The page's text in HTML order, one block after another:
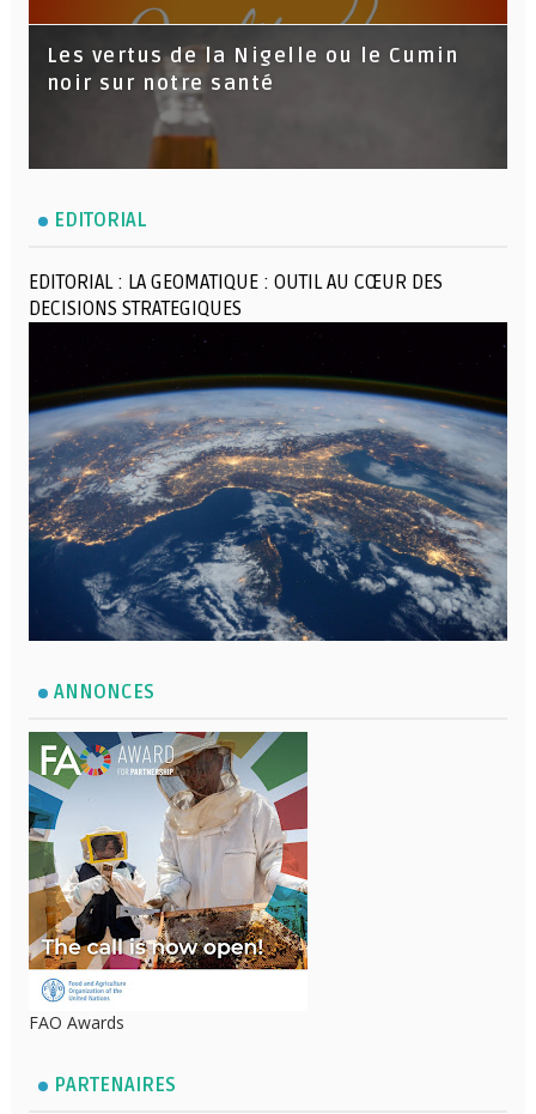
Les vertus de la Nigelle ou le Cumin
noir sur notre santé
EDITORIAL
EDITORIAL : LA GEOMATIQUE : OUTIL AU CŒUR DES
DECISIONS STRATEGIQUES
ANNONCES
FAO Awards
PARTENAIRES